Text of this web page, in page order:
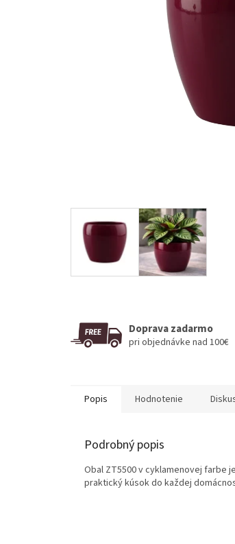
Doprava zadarmo
pri objednávke nad 100€
Popis Hodnotenie
Podrobný popis
Obal ZT5500 v cyklamenovej farbe
praktický kúsok do každej